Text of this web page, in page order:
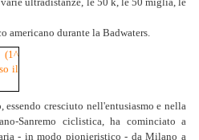
americano durante la Badwaters.
essendo cresciuto nell'entusiasmo e nella
Sanremo ciclistica, ha cominciato a
- in modo pionieristico - da Milano a